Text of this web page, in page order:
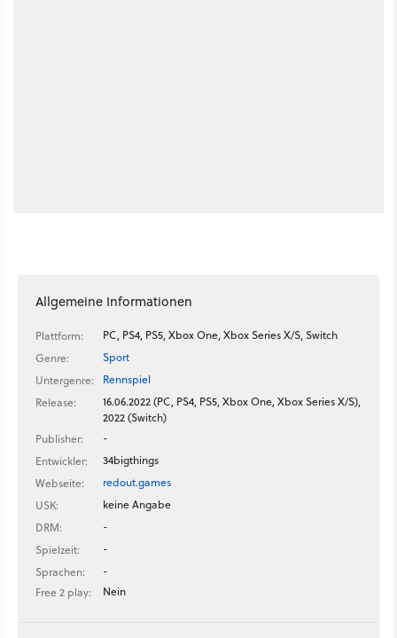
Allgemeine Informationen
Plattform:
PC, PS4, PS5, Xbox One, Xbox Series X/S, Switch
Genre:
Sport
Untergenre:
Rennspiel
Release:
16.06.2022 (PC, PS4, PS5, Xbox One, Xbox Series X/S),
2022 (Switch)
Publisher:
-
Entwickler:
34bigthings
Webseite:
redout.games
USK:
keine Angabe
DRM:
-
Spielzeit:
-
Sprachen:
-
Free 2 play:
Nein